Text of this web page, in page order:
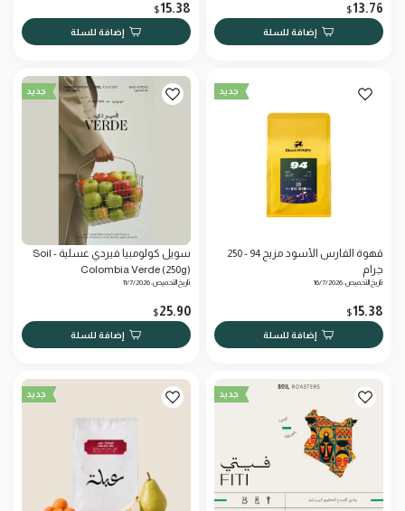
13.76
$
إضافة للسلة
15.38
$
إضافة للسلة
جديد
قهوة الفارس الأسود مزيج 94 - 250
جرام
تاريخ التحميص: 16/7/2026
15.38
$
إضافة للسلة
جديد
سويل كولومبيا فيردي عسلية - Soil
Colombia Verde (250g)
تاريخ التحميص: 11/7/2026
25.90
$
إضافة للسلة
جديد جديد